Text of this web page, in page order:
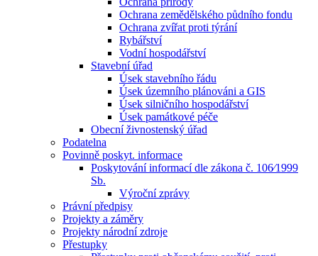
Ochrana zemědělského půdního fondu
Ochrana zvířat proti týrání
Rybářství
Vodní hospodářství
Stavební úřad
Úsek stavebního řádu
Úsek územního plánováni a GIS
Úsek silničního hospodářství
Úsek památkové péče
Obecní živnostenský úřad
Podatelna
Povinně poskyt. informace
Poskytování informací dle zákona č. 106⁄1999
Sb.
Výroční zprávy
Právní předpisy
Projekty a záměry
Projekty národní zdroje
Přestupky